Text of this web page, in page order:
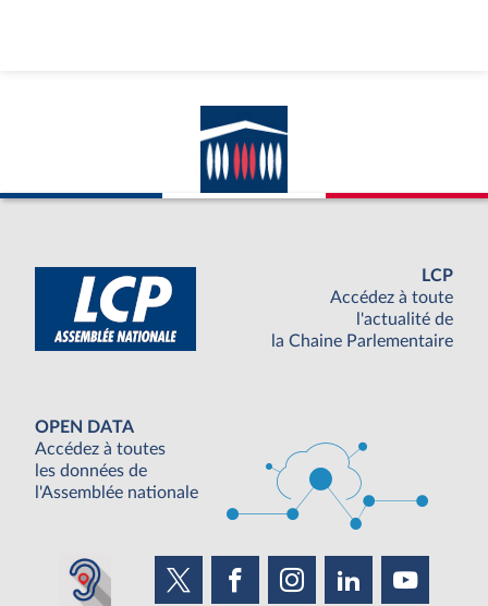
LCP
Accédez à toute
l'actualité de
la Chaine Parlementaire
OPEN DATA
Accédez à toutes
les données de
l'Assemblée nationale